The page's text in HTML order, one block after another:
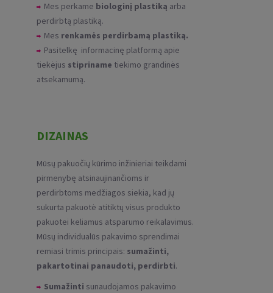
Mes perkame biologinį plastiką arba
perdirbtą plastiką.
Mes renkamės perdirbamą plastiką.
Pasitelkę informacinę platformą apie
tiekėjus stipriname tiekimo grandinės
atsekamumą.
DIZAINAS
Mūsų pakuočių kūrimo inžinieriai teikdami
pirmenybę atsinaujinančioms ir
perdirbtoms medžiagos siekia, kad jų
sukurta pakuotė atitiktų visus produkto
pakuotei keliamus atsparumo reikalavimus.
Mūsų individualūs pakavimo sprendimai
remiasi trimis principais: sumažinti,
pakartotinai panaudoti, perdirbti.
Sumažinti sunaudojamos pakavimo